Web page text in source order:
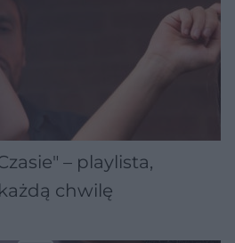
– playlista,
chwilę